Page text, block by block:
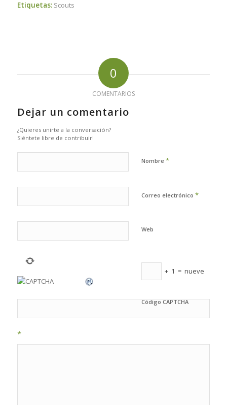
Etiquetas: Scouts
0
COMENTARIOS
Dejar un comentario
¿Quieres unirte a la conversación?
Siéntete libre de contribuir!
Nombre *
Correo electrónico *
Web
+ 1 = nueve
Código CAPTCHA
*